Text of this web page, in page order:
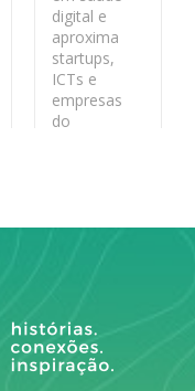
digital e
aproxima
startups,
ICTs e
empresas
do
sistema